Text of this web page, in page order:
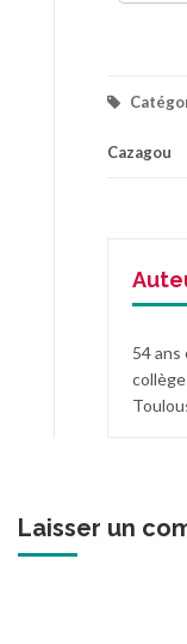
Cazagou
54
Laisser un